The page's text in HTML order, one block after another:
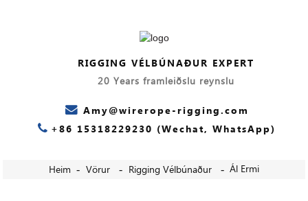
RIGGING VÉLBÚNAÐUR EXPERT
20 Years framleiðslu reynslu
Amy@wirerope-rigging.com
+86 15318229230 (Wechat, WhatsApp)
Heim Vörur Rigging Vélbúnaður Ál Ermi